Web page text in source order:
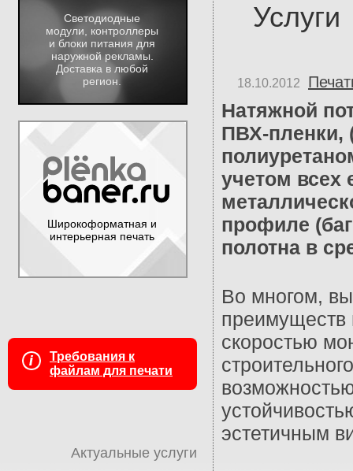
Светодиодные
модули, контроллеры
и блоки питания для
наружной рекламы.
Доставка в любой
регион.
Широкоформатная и
интерьерная печать
Требования к
файлам для печати
Актуальные услуги
Услуги
18.10.2012
Натяжной
ПВХ-пленки,
учетом всех
профиле
полотна в
Во многом,
преимуществ
скоростью
эстетичным